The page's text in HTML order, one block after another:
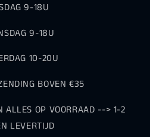
9-18U
9-18U
10-20U
BOVEN €35
ALLES OP VOORRAAD --> 1-2
LEVERTIJD